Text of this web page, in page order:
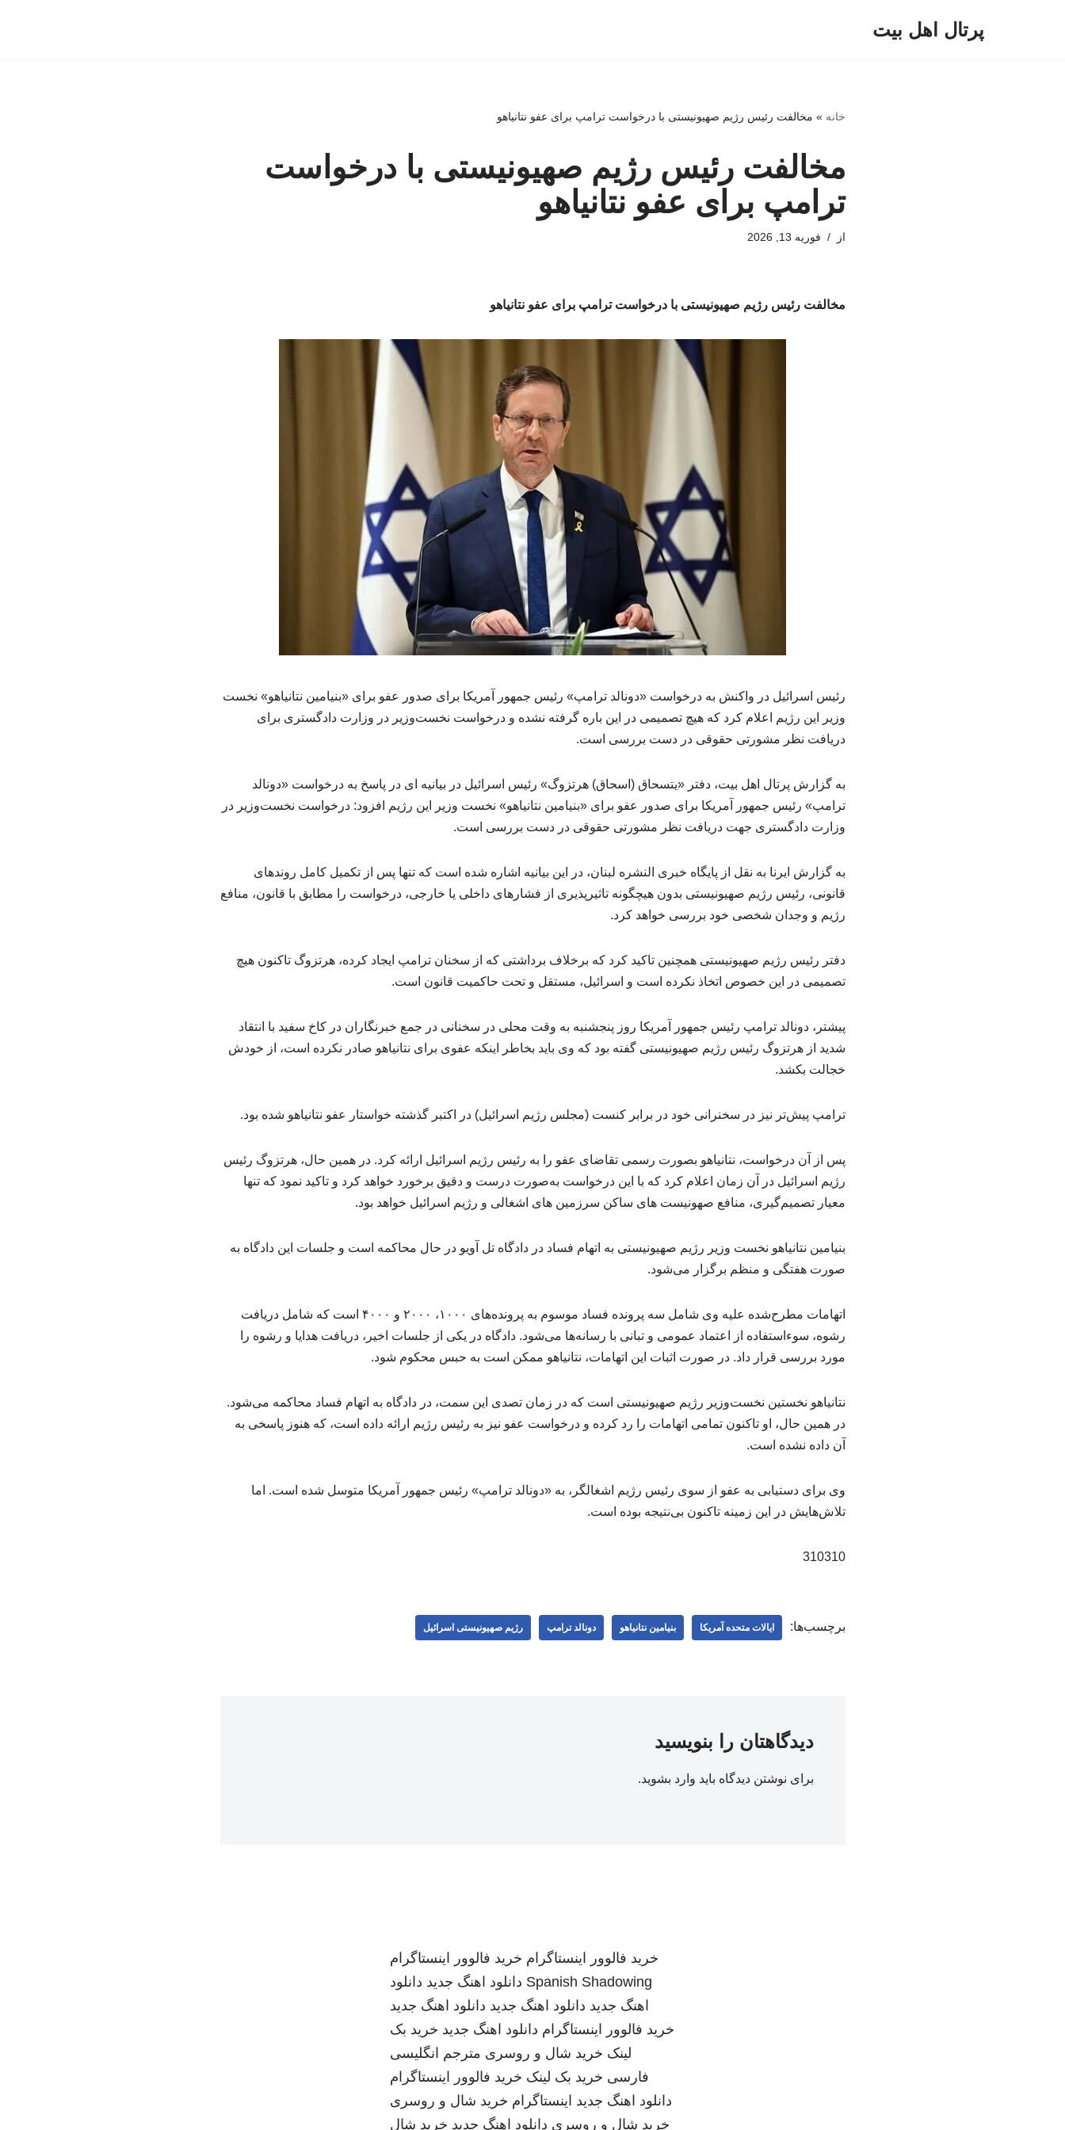
پرتال اهل بیت
خانه » مخالفت رئیس رژیم صهیونیستی با درخواست ترامپ برای عفو نتانیاهو
مخالفت رئیس رژیم صهیونیستی با درخواست
ترامپ برای عفو نتانیاهو
از فوریه 13, 2026
مخالفت رئیس رژیم صهیونیستی با درخواست ترامپ برای عفو نتانیاهو
رئیس‌ اسرائیل در واکنش به درخواست «دونالد ترامپ» رئیس جمهور آمریکا برای صدور عفو برای «بنیامین نتانیاهو» نخست
وزیر این رژیم اعلام کرد که هیچ تصمیمی در این باره گرفته نشده و درخواست نخست‌وزیر در وزارت دادگستری برای
دریافت نظر مشورتی حقوقی در دست بررسی است.
به گزارش پرتال اهل بیت، دفتر «یتسحاق (اسحاق) هرتزوگ» رئیس اسرائیل در بیانیه ای در پاسخ به درخواست «دونالد
ترامپ» رئیس جمهور آمریکا برای صدور عفو برای «بنیامین نتانیاهو» نخست وزیر این رژیم افزود: درخواست نخست‌وزیر در
وزارت دادگستری جهت دریافت نظر مشورتی حقوقی در دست بررسی است.
به گزارش ایرنا به نقل از پایگاه خبری النشره لبنان، در این بیانیه اشاره شده است که تنها پس از تکمیل کامل روندهای
قانونی، رئیس‌ رژیم صهیونیستی بدون هیچگونه تاثیرپذیری از فشارهای داخلی یا خارجی، درخواست را مطابق با قانون، منافع
رژیم و وجدان شخصی خود بررسی خواهد کرد.
دفتر رئیس رژیم صهیونیستی همچنین تاکید کرد که برخلاف برداشتی که از سخنان ترامپ ایجاد کرده، هرتزوگ تاکنون هیچ
تصمیمی در این خصوص اتخاذ نکرده است و اسرائیل، مستقل و تحت حاکمیت قانون است.
پیشتر، دونالد ترامپ رئیس جمهور آمریکا روز پنجشنبه به وقت محلی در سخنانی در جمع خبرنگاران در کاخ سفید با انتقاد
شدید از هرتزوگ رئیس رژیم صهیونیستی گفته بود که وی باید بخاطر اینکه عفوی برای نتانیاهو صادر نکرده است، از خودش
خجالت بکشد.
ترامپ پیش‌تر نیز در سخنرانی خود در برابر کنست (مجلس رژیم اسرائیل) در اکتبر گذشته خواستار عفو نتانیاهو شده بود.
پس از آن درخواست، نتانیاهو بصورت رسمی تقاضای عفو را به رئیس رژیم اسرائیل ارائه کرد. در همین حال، هرتزوگ رئیس
رژیم اسرائیل در آن زمان اعلام کرد که با این درخواست به‌صورت درست و دقیق برخورد خواهد کرد و تاکید نمود که تنها
معیار تصمیم‌گیری، منافع صهونیست های ساکن سرزمین های اشغالی و رژیم اسرائیل خواهد بود.
بنیامین نتانیاهو نخست وزیر رژیم صهیونیستی به اتهام فساد در دادگاه تل آویو در حال محاکمه است و جلسات این دادگاه به
صورت هفتگی و منظم برگزار می‌شود.
اتهامات مطرح‌شده علیه وی شامل سه پرونده فساد موسوم به پرونده‌های ۱۰۰۰، ۲۰۰۰ و ۴۰۰۰ است که شامل دریافت
رشوه، سوءاستفاده از اعتماد عمومی و تبانی با رسانه‌ها می‌شود. دادگاه در یکی از جلسات اخیر، دریافت هدایا و رشوه را
مورد بررسی قرار داد. در صورت اثبات این اتهامات، نتانیاهو ممکن است به حبس محکوم شود.
نتانیاهو نخستین نخست‌وزیر رژیم صهیونیستی است که در زمان تصدی این سمت، در دادگاه به اتهام فساد محاکمه می‌شود.
در همین حال، او تاکنون تمامی اتهامات را رد کرده و درخواست عفو نیز به رئیس رژیم ارائه داده است، که هنوز پاسخی به
آن داده نشده است.
وی برای دستیابی به عفو از سوی رئیس رژیم اشغالگر، به «دونالد ترامپ» رئیس جمهور آمریکا متوسل شده است. اما
تلاش‌هایش در این زمینه تاکنون بی‌نتیجه بوده است.
310310
برچسب‌ها: ایالات متحده آمریکا بنیامین نتانیاهو دونالد ترامپ رژیم صهیونیستی اسرائیل
دیدگاهتان را بنویسید
برای نوشتن دیدگاه باید وارد بشوید.
خرید فالوور اینستاگرام خرید فالوور اینستاگرام
Spanish Shadowing دانلود اهنگ جدید دانلود
اهنگ جدید دانلود اهنگ جدید دانلود اهنگ جدید
خرید فالوور اینستاگرام دانلود اهنگ جدید خرید بک
لینک خرید شال و روسری مترجم انگلیسی
فارسی خرید بک لینک خرید فالوور اینستاگرام
دانلود اهنگ جدید اینستاگرام خرید شال و روسری
خرید شال و روسری دانلود اهنگ جدید خرید شال